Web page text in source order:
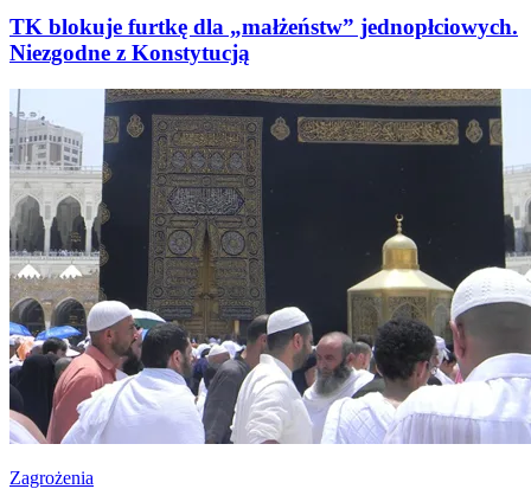
TK blokuje furtkę dla „małżeństw” jednopłciowych.
Niezgodne z Konstytucją
Zagrożenia